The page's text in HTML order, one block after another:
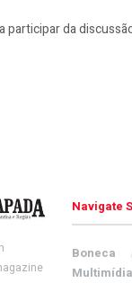
participar da
Navigate
Boneca
Multimídia